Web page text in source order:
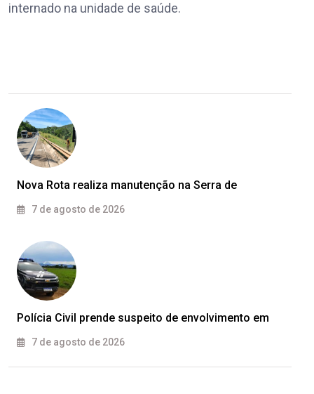
internado na unidade de saúde.
Nova Rota realiza manutenção na Serra de
7 de agosto de 2026
Polícia Civil prende suspeito de envolvimento em
7 de agosto de 2026